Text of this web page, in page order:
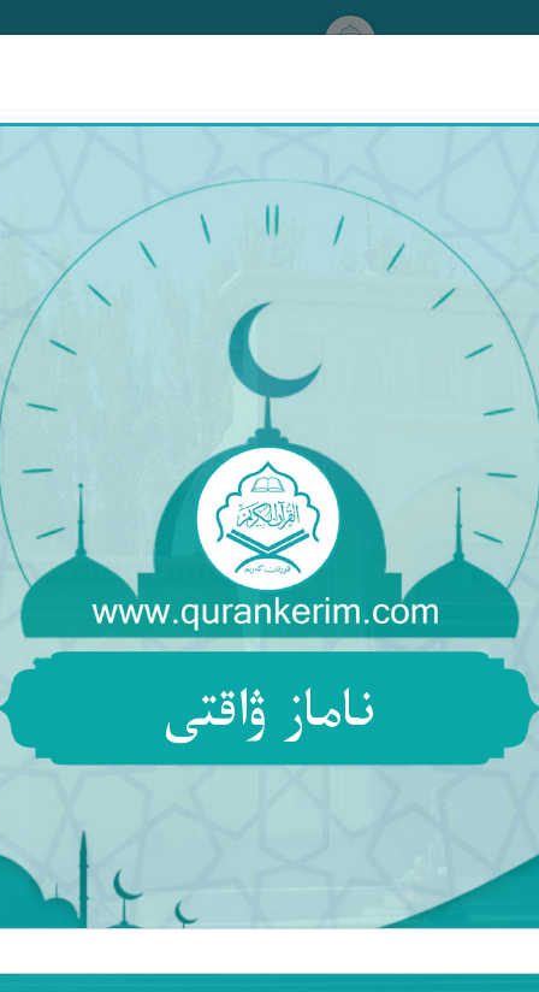
ناماز ۋاقتى
تەرجىمە تەپسىر
لَن نُّؤْمِنَ لَكُمْ قَدْ نَبَّأَنَا ٱللَّهُ مِنْ
كەلگەن چېغىڭلاردا، ئۇلار سىلەرگە (غازاتتىن
(سۆزۈڭلارغا) ئىشەنمەيمىز، ئاللاھ سىلەرنىڭ
(بۇنىڭدىن كېيىنكى) ئەمەلىڭلارنى كۆرۈپ تۇرىدۇ.
يوشۇرۇن ۋە ئاشكارا ئىشلارنى بىلگۈچى (ئاللاھ)